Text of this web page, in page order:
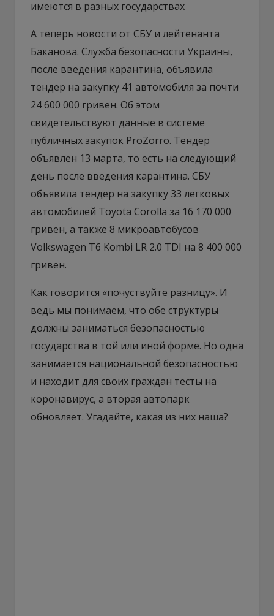
имеются в разных государствах
А теперь новости от СБУ и лейтенанта
Баканова. Служба безопасности Украины,
после введения карантина, объявила
тендер на закупку 41 автомобиля за почти
24 600 000 гривен. Об этом
свидетельствуют данные в системе
публичных закупок ProZorro. Тендер
объявлен 13 марта, то есть на следующий
день после введения карантина. СБУ
объявила тендер на закупку 33 легковых
автомобилей Toyota Corolla за 16 170 000
гривен, а также 8 микроавтобусов
Volkswagen T6 Kombi LR 2.0 TDI на 8 400 000
гривен.
Как говорится «почуствуйте разницу». И
ведь мы понимаем, что обе структуры
должны заниматься безопасностью
государства в той или иной форме. Но одна
занимается национальной безопасностью
и находит для своих граждан тесты на
коронавирус, а вторая автопарк
обновляет. Угадайте, какая из них наша?